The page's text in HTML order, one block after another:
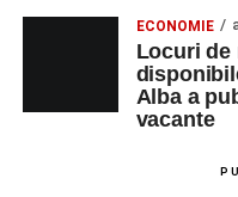
ECONOMIE
Locuri de
Alba a
vacante